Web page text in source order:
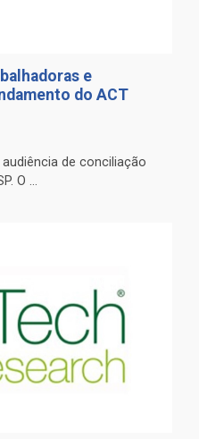
e
do ACT
de conciliação
O ...